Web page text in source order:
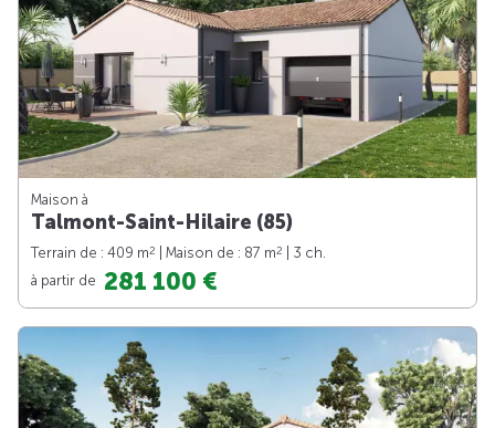
Maison à
Talmont-Saint-Hilaire (85)
Terrain de : 409 m2 | Maison de : 87 m2
| 3 ch.
à partir de 281 100 €